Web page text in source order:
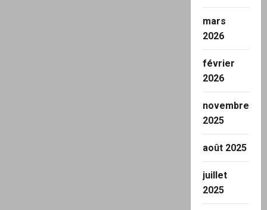
mars
2026
février
2026
novembre
2025
août 2025
juillet
2025